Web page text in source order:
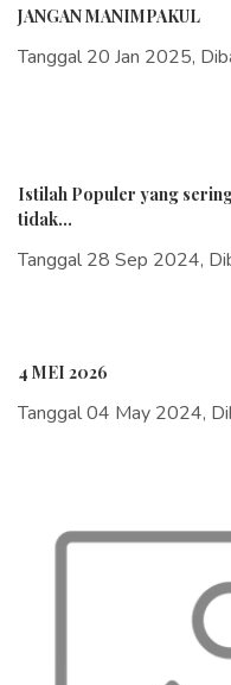
JANGAN MANIMPAKUL
Tanggal 20 Jan 2025,
Istilah Populer yang
tidak...
Tanggal 28 Sep 2024,
4 MEI 2026
Tanggal 04 May 2024,